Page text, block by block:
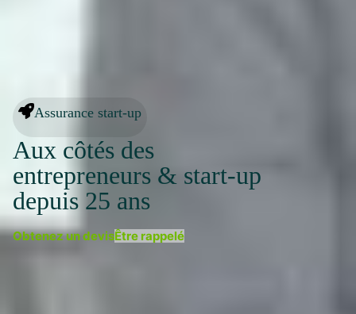
Assurance start-up
Aux côtés des
entrepreneurs & start-up
depuis 25 ans
Obtenez un devisÊtre rappelé